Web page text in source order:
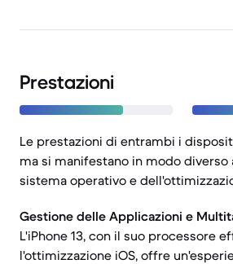
Prestazioni
Le prestazioni di entrambi i
ma si manifestano in modo diverso
sistema operativo e
Gestione delle Applicazioni e
L'iPhone 13, con il suo processore
l'ottimizzazione iOS, offre